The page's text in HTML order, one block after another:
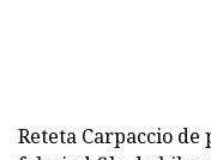
Reteta Carpaccio